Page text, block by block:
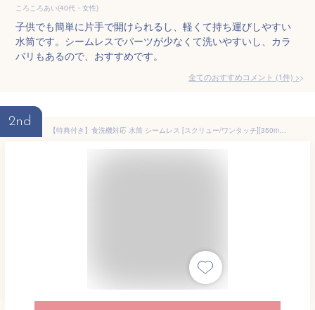
ころころあい(40代・女性)
子供でも簡単に片手で開けられるし、軽くて持ち運びしやすい
水筒です。シームレスでパーツが少なくて洗いやすいし、カラ
バリもあるので、おすすめです。
全てのおすすめコメント (1件) >
2nd
【特典付き】食洗機対応 水筒 シームレス [スクリュー/ワンタッチ][350ml/500ml/700ml] | 水筒 食洗機 ボトル 洗いやすい すいとう 直飲み 子供 大人 軽い 保温 保冷 パッキンなし ゴムパッキン シリコン 軽量 無地 350 500 700 ステンレス パッキン一体